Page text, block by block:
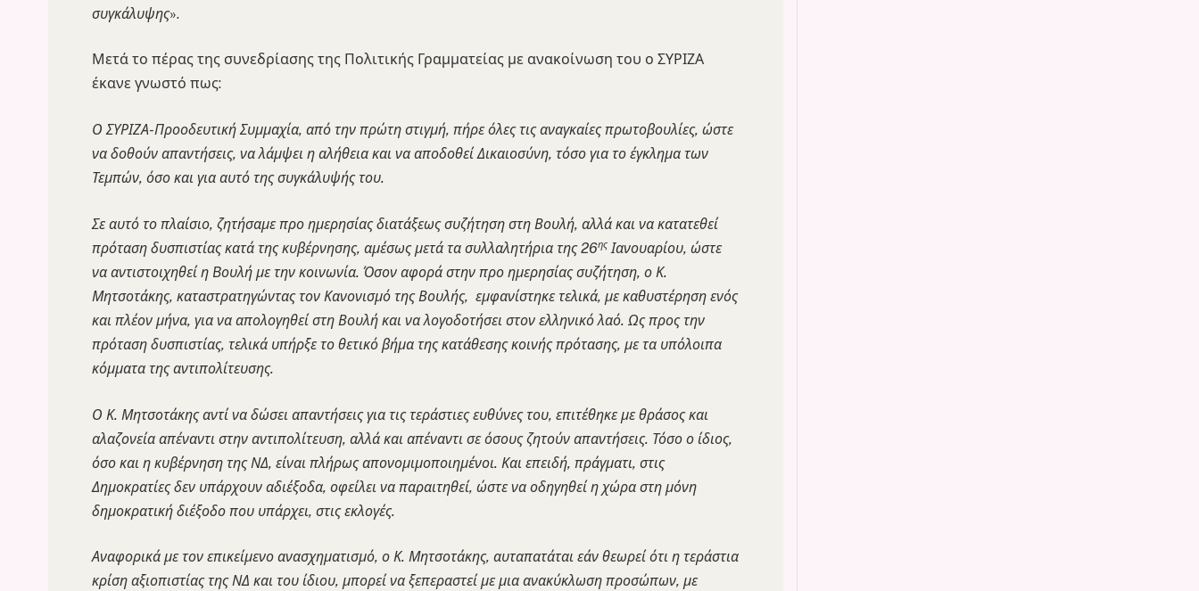
συγκάλυψης».
Μετά το πέρας της συνεδρίασης της Πολιτικής Γραμματείας με ανακοίνωση του ο ΣΥΡΙΖΑ
έκανε γνωστό πως:
Ο ΣΥΡΙΖΑ-Προοδευτική Συμμαχία, από την πρώτη στιγμή, πήρε όλες τις αναγκαίες πρωτοβουλίες, ώστε
να δοθούν απαντήσεις, να λάμψει η αλήθεια και να αποδοθεί Δικαιοσύνη, τόσο για το έγκλημα των
Τεμπών, όσο και για αυτό της συγκάλυψής του.
Σε αυτό το πλαίσιο, ζητήσαμε προ ημερησίας διατάξεως συζήτηση στη Βουλή, αλλά και να κατατεθεί
πρόταση δυσπιστίας κατά της κυβέρνησης, αμέσως μετά τα συλλαλητήρια της 26ης Ιανουαρίου, ώστε
να αντιστοιχηθεί η Bουλή με την κοινωνία. Όσον αφορά στην προ ημερησίας συζήτηση, ο Κ.
Μητσοτάκης, καταστρατηγώντας τον Κανονισμό της Βουλής, εμφανίστηκε τελικά, με καθυστέρηση ενός
και πλέον μήνα, για να απολογηθεί στη Βουλή και να λογοδοτήσει στον ελληνικό λαό. Ως προς την
πρόταση δυσπιστίας, τελικά υπήρξε το θετικό βήμα της κατάθεσης κοινής πρότασης, με τα υπόλοιπα
κόμματα της αντιπολίτευσης.
Ο Κ. Μητσοτάκης αντί να δώσει απαντήσεις για τις τεράστιες ευθύνες του, επιτέθηκε με θράσος και
αλαζονεία απέναντι στην αντιπολίτευση, αλλά και απέναντι σε όσους ζητούν απαντήσεις. Τόσο ο ίδιος,
όσο και η κυβέρνηση της ΝΔ, είναι πλήρως απονομιμοποιημένοι. Και επειδή, πράγματι, στις
Δημοκρατίες δεν υπάρχουν αδιέξοδα, οφείλει να παραιτηθεί, ώστε να οδηγηθεί η χώρα στη μόνη
δημοκρατική διέξοδο που υπάρχει, στις εκλογές.
Αναφορικά με τον επικείμενο ανασχηματισμό, ο Κ. Μητσοτάκης, αυταπατάται εάν θεωρεί ότι η τεράστια
κρίση αξιοπιστίας της ΝΔ και του ίδιου, μπορεί να ξεπεραστεί με μια ανακύκλωση προσώπων, με